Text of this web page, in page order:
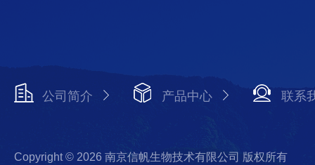
公司简介 产品中心 联系
Copyright © 2026 南京信帆生物技术有限公司 版权所有